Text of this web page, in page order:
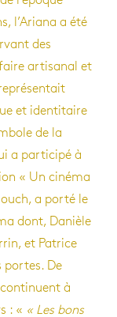
l’Ariana a été
des
artisanal et
et identitaire
de la
a participé à
« Un cinéma
a porté le
dont, Danièle
et Patrice
portes. De
à
: « « Les bons